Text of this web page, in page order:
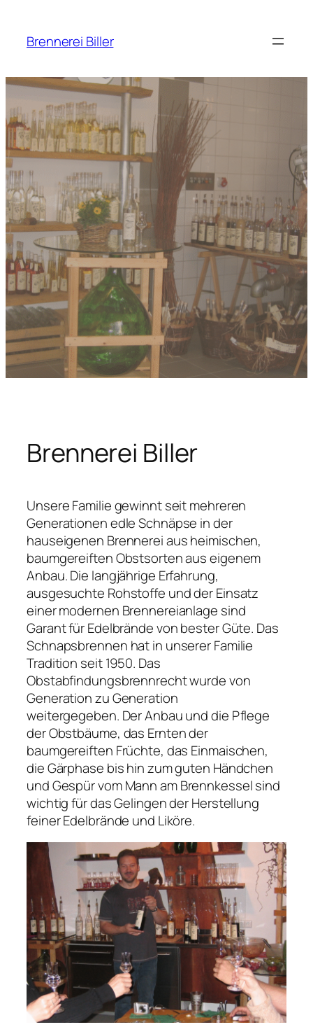
springen
Brennerei Biller
Brennerei Biller
Unsere Familie gewinnt seit mehreren
Generationen edle Schnäpse in der
hauseigenen Brennerei aus heimischen,
baumgereiften Obstsorten aus eigenem
Anbau. Die langjährige Erfahrung,
ausgesuchte Rohstoffe und der Einsatz
einer modernen Brennereianlage sind
Garant für Edelbrände von bester Güte. Das
Schnapsbrennen hat in unserer Familie
Tradition seit 1950. Das
Obstabfindungsbrennrecht wurde von
Generation zu Generation
weitergegeben. Der Anbau und die Pflege
der Obstbäume, das Ernten der
baumgereiften Früchte, das Einmaischen,
die Gärphase bis hin zum guten Händchen
und Gespür vom Mann am Brennkessel sind
wichtig für das Gelingen der Herstellung
feiner Edelbrände und Liköre.